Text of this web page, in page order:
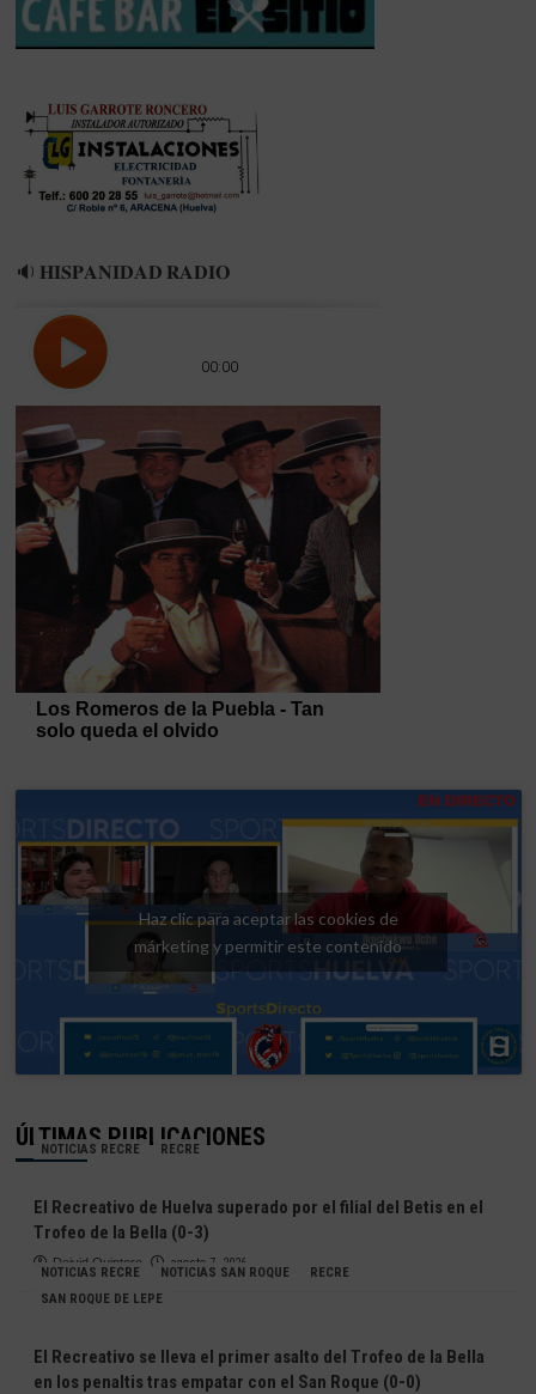
🔉 𝐇𝐈𝐒𝐏𝐀𝐍𝐈𝐃𝐀𝐃 𝐑𝐀𝐃𝐈𝐎
Haz clic para aceptar las cookies de
márketing y permitir este contenido
ÚLTIMAS PUBLICACIONES
NOTICIAS RECRE RECRE
El Recreativo de Huelva superado por el filial del Betis en el
Trofeo de la Bella (0-3)
Deivid Quintero agosto 7, 2026
NOTICIAS RECRE NOTICIAS SAN ROQUE
RECRE
SAN ROQUE DE LEPE
El Recreativo se lleva el primer asalto del Trofeo de la Bella
en los penaltis tras empatar con el San Roque (0-0)